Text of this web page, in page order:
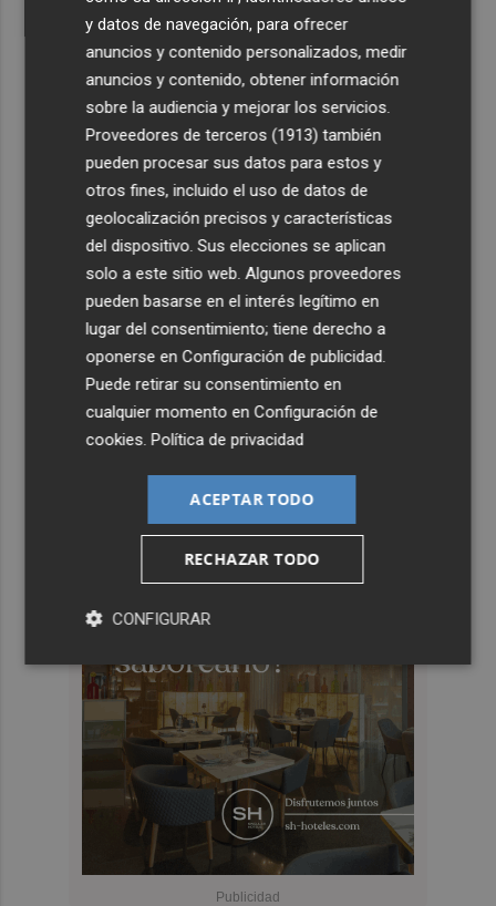
y datos de navegación, para ofrecer
anuncios y contenido personalizados, medir
anuncios y contenido, obtener información
sobre la audiencia y mejorar los servicios.
Proveedores de terceros (1913) también
pueden procesar sus datos para estos y
otros fines, incluido el uso de datos de
geolocalización precisos y características
del dispositivo. Sus elecciones se aplican
solo a este sitio web. Algunos proveedores
pueden basarse en el interés legítimo en
lugar del consentimiento; tiene derecho a
oponerse enConfiguración de publicidad.
Puede retirar su consentimiento en
cualquier momento enConfiguración de
cookies.Política de privacidad
ACEPTAR TODO
RECHAZAR TODO
CONFIGURAR